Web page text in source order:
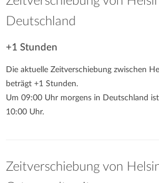
Deutschland
+1 Stunden
Die aktuelle Zeitverschiebung zwischen
beträgt +1 Stunden.
Um 09:00 Uhr morgens in Deutschland
10:00 Uhr.
Zeitverschiebung von